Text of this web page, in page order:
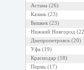
Астана (26)
Казань(23)
Бишкек(23)
Нижний Новгород
Днепропетровск(20)
Уфа (19)
Краснодар (18)
Пермь(17)